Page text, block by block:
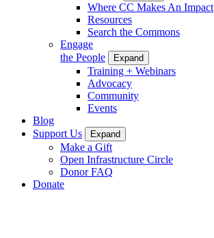
Where CC Makes An Impact
Resources
Search the Commons
Engage
the People
Expand
Training + Webinars
Advocacy
Community
Events
Blog
Support Us
Expand
Make a Gift
Open Infrastructure Circle
Donor FAQ
Donate